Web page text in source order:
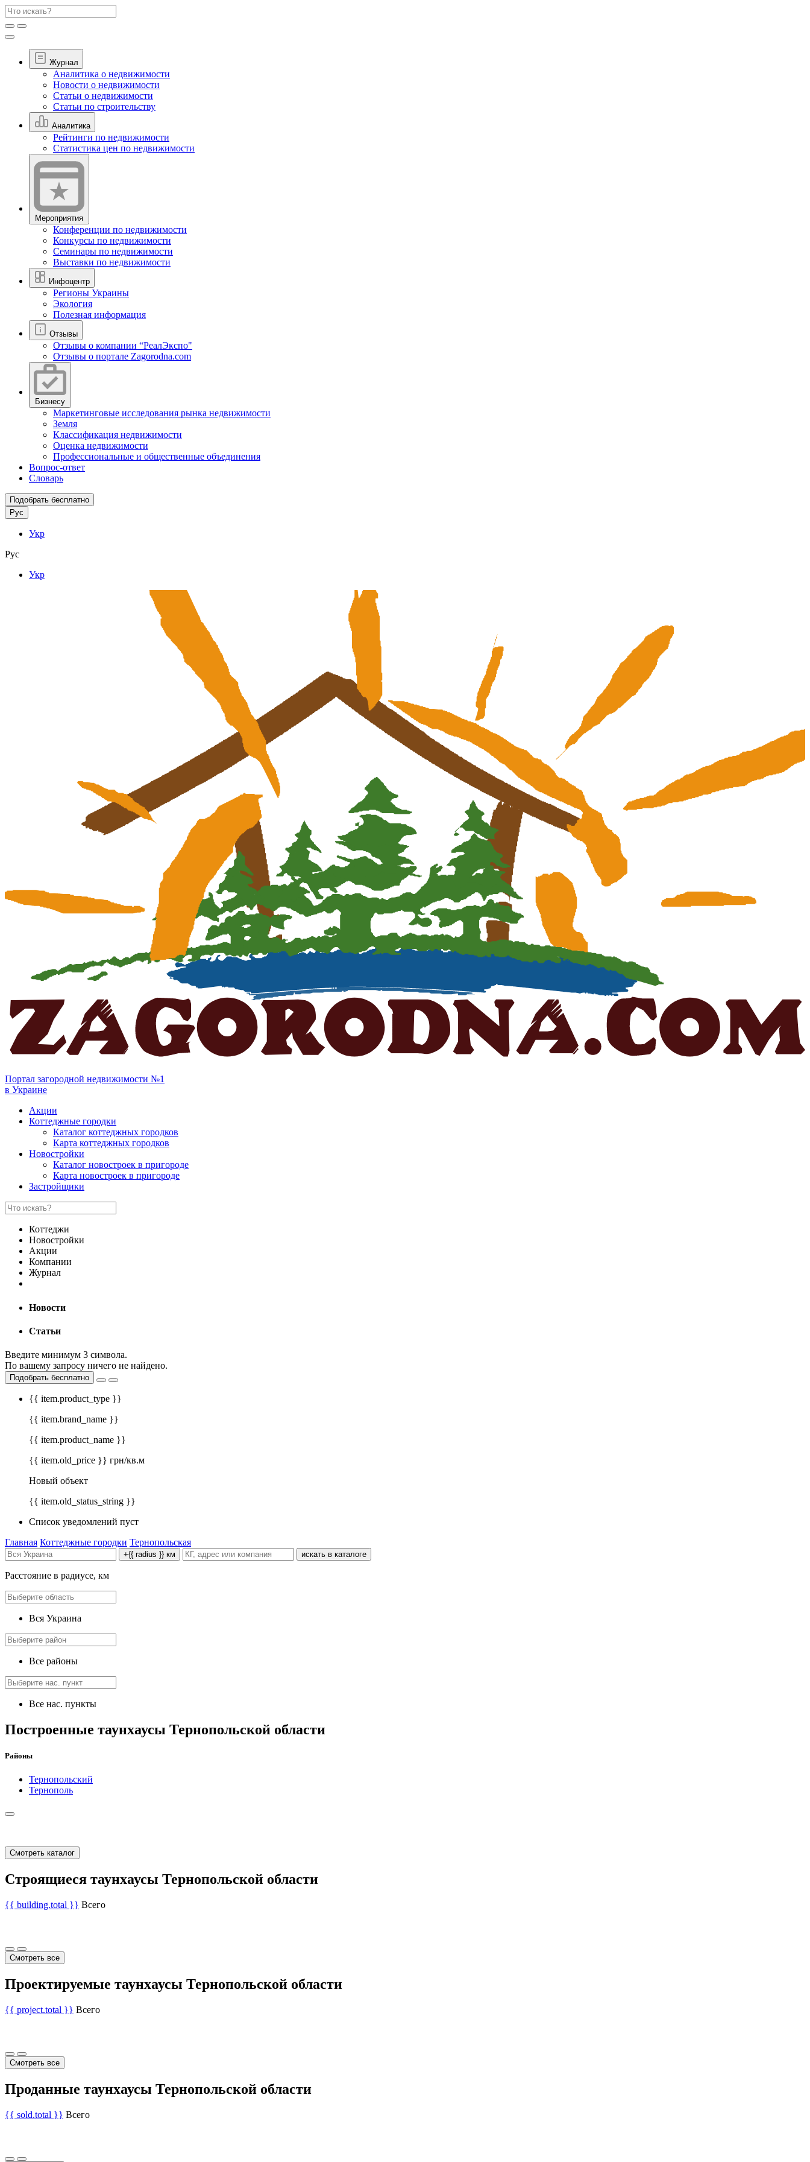
Журнал
Аналитика о недвижимости
Новости о недвижимости
Статьи о недвижимости
Статьи по строительству
Аналитика
Рейтинги по недвижимости
Статистика цен по недвижимости
Мероприятия
Конференции по недвижимости
Конкурсы по недвижимости
Семинары по недвижимости
Выставки по недвижимости
Инфоцентр
Регионы Украины
Экология
Полезная информация
Отзывы
Отзывы о компании “РеалЭкспо"
Отзывы о портале Zagorodna.com
Бизнесу
Маркетинговые исследования рынка недвижимости
Земля
Классификация недвижимости
Оценка недвижимости
Профессиональные и общественные объединения
Вопрос-ответ
Словарь
Подобрать бесплатно
Рус
Укр
Рус
Укр
Портал загородной недвижимости №1
в Украине
Акции
Коттеджные городки
Каталог коттеджных городков
Карта коттеджных городков
Новостройки
Каталог новостроек в пригороде
Карта новостроек в пригороде
Застройщики
Коттеджи
Новостройки
Акции
Компании
Журнал
Новости
Статьи
Введите минимум 3 символа.
По вашему запросу ничего не найдено.
Подобрать бесплатно
{{ item.product_type }}
{{ item.brand_name }}
{{ item.product_name }}
{{ item.old_price }} грн/кв.м
Новый объект
{{ item.old_status_string }}
Список уведомлений пуст
Главная Коттеджные городки Тернопольская
+{{ radius }} км искать в каталоге
Расстояние в радиусе, км
Вся Украина
Все районы
Все нас. пункты
Построенные таунхаусы Тернопольской области
Районы
Тернопольский
Тернополь
Смотреть каталог
Строящиеся таунхаусы Тернопольской области
{{ building.total }} Всего
Смотреть все
Проектируемые таунхаусы Тернопольской области
{{ project.total }} Всего
Смотреть все
Проданные таунхаусы Тернопольской области
{{ sold.total }} Всего